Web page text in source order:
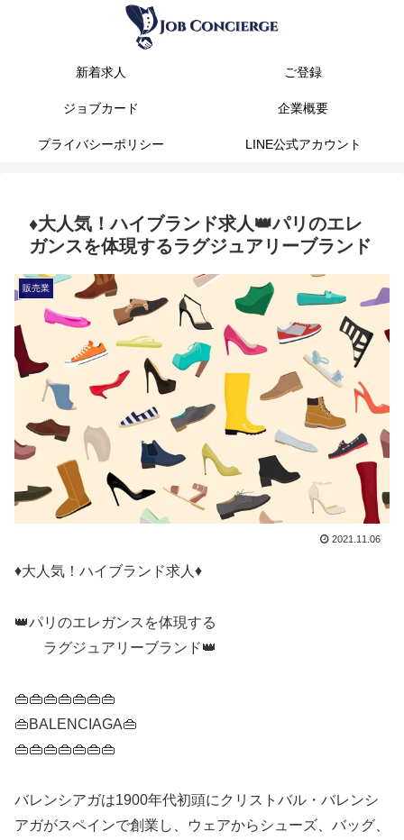
新着求人 ご登録
ジョブカード 企業概要
プライバシーポリシー LINE公式アカウント
♦️大人気！ハイブランド求人👑パリのエレ
ガンスを体現するラグジュアリーブランド
販売業
2021.11.06
♦️大人気！ハイブランド求人♦️
👑パリのエレガンスを体現する
ラグジュアリーブランド👑
👜👜👜👜👜👜👜
👜BALENCIAGA👜
👜👜👜👜👜👜👜
バレンシアガは1900年代初頭にクリストバル・バレンシ
アガがスペインで創業し、ウェアからシューズ、バッグ、